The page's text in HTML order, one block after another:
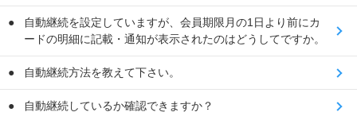
自動継続を設定していますが、会員期限月の1日より前にカ
ードの明細に記載・通知が表示されたのはどうしてですか。
自動継続方法を教えて下さい。
自動継続しているか確認できますか？